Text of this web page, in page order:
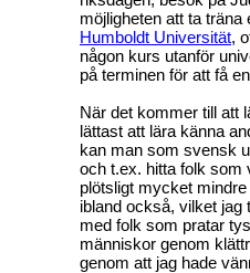
möjligheten att ta
Humboldt Universität,
någon kurs utanför
på terminen för att få
När det kommer till att
lättast att lära känna
kan man som svensk
och t.ex. hitta folk som
plötsligt mycket
ibland också, vilket
med folk som pratar
människor genom
genom att jag hade